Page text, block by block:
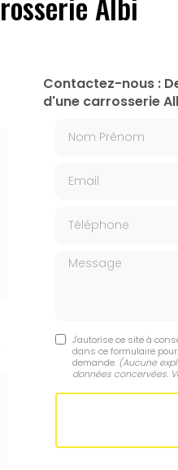
Contactez-nous :
d'une carrosserie
Message
J'autorise ce site à
dans ce formulaire
demande. (Aucune
données concervées.